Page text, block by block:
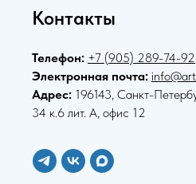
Контакты
Телефон: +7 (905) 289-74-92
Электронная почта:
Адрес: 196143, Санкт-
34 к.6 лит. А, офис 12